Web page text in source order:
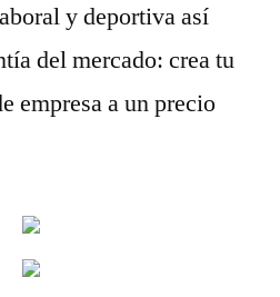
y deportiva así
del mercado: crea tu
empresa a un precio